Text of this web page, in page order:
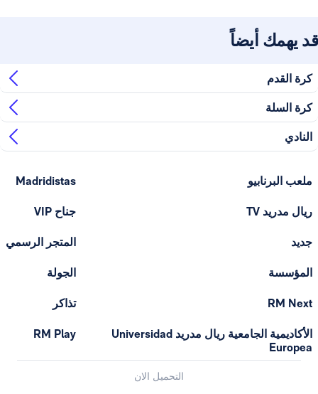
قد يهمك أيضاً
مباريا
ت VIP
VIP
كرة القدم
كرة السلة
النادي
ملعب البرنابيو
ريال مدريد TV
جديد
المؤسسة
RM Next
الأكاديمية الجامعية ريال مدريد Universidad
Europea
Madridistas
جناح VIP
المتجر الرسمي
الجولة
تذاكر
RM Play
التحميل الان